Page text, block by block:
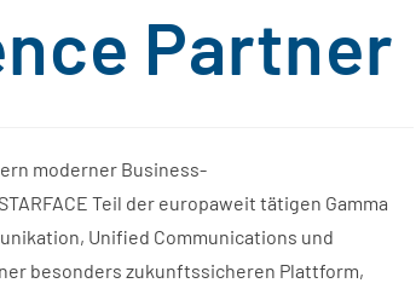
Partner
moderner Business-
Teil der europaweit tätigen Gamma
Unified Communications und
besonders zukunftssicheren Plattform,